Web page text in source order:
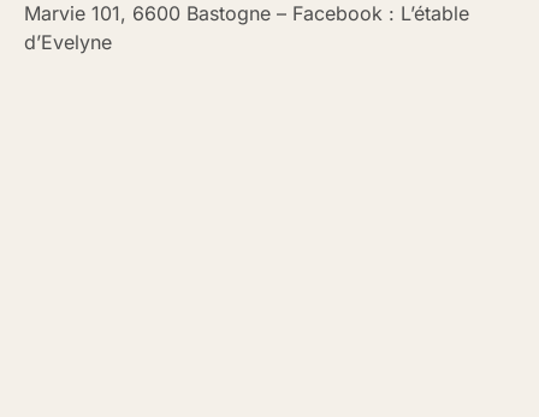
Marvie 101, 6600 Bastogne – Facebook : L’étable
d’Evelyne